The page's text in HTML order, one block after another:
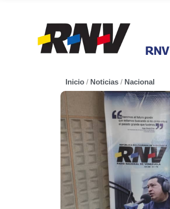
RNV
Inicio / Noticias / Nacional